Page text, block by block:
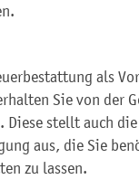
als
Sie von der
Diese stellt auch die
aus, die Sie
zu lassen.